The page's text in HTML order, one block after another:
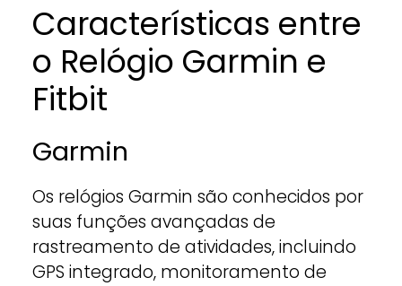
Características entre
o Relógio Garmin e
Fitbit
Garmin
Os relógios Garmin são conhecidos por
suas funções avançadas de
rastreamento de atividades, incluindo
GPS integrado, monitoramento de